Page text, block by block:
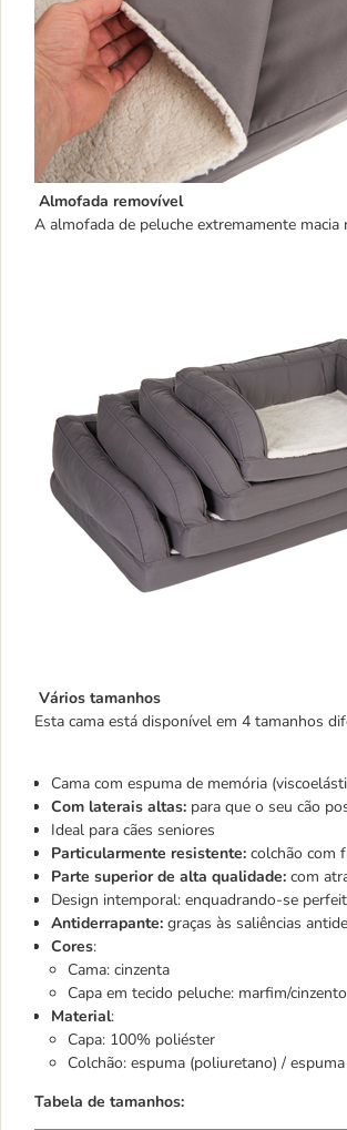
Almofada removível
A almofada de peluche extremamente
Vários tamanhos
Esta cama está disponível em 4 tamanhos
Cama com espuma de memória
Com laterais altas: para que o seu cão
Ideal para cães seniores
Particularmente resistente: colchão com
Parte superior de alta qualidade: com
Design intemporal: enquadrando-se
Antiderrapante: graças às saliências
Cores:
Cama: cinzenta
Capa em tecido peluche: marfim/cinzento
Material:
Capa: 100% poliéster
Colchão: espuma (poliuretano) /
Tabela de tamanhos: